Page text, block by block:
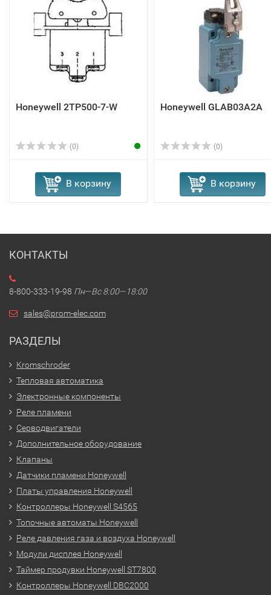
Honeywell 2TP500-7-W
(0)
В корзину
Honeywell GLAB03A2A
(0)
В корзину
КОНТАКТЫ
8-800-333-19-98 Пн—Вс 8:00—18:00
sales@prom-elec.com
РАЗДЕЛЫ
Kromschroder
Тепловая автоматика
Электронные компоненты
Реле пламени
Серводвигатели
Дополнительное оборудование
Клапаны
Датчики пламени Honeywell
Платы управления Honeywell
Контроллеры Honeywell S4565
Топочные автоматы Honeywell
Реле давления газа и воздуха Honeywell
Модули дисплея Honeywell
Таймер продувки Honeywell ST7800
Контроллеры Honeywell DBC2000